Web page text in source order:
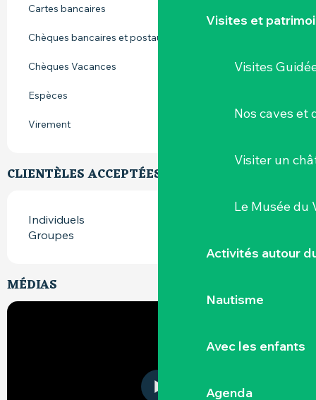
Visites et
Visites
Nos caves et
Visiter un
Le Musée du
Activités autour
Nautisme
Avec les enfants
Agenda
Cartes bancaires
Chèques bancaires et postaux
Chèques Vacances
Espèces
Virement
CLIENTÈLES ACCEPTÉES
Individuels
Groupes
MÉDIAS